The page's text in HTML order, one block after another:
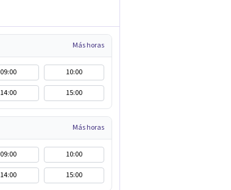
Más horas
09:00
10:00
14:00 15:00
Más horas
09:00
10:00
14:00 15:00